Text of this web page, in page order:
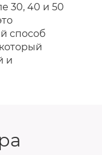
30, 40 и 50
способ
и